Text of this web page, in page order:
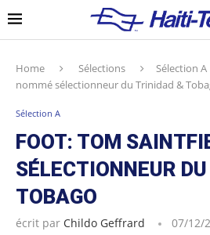
Home Sélections Sélection A
nommé sélectionneur du Trinidad &
Sélection A
FOOT: TOM
SÉLECTIONNEUR
TOBAGO
écrit par Childo Geffrard 07/12/